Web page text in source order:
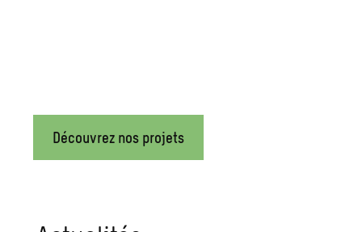
Découvrez nos projets